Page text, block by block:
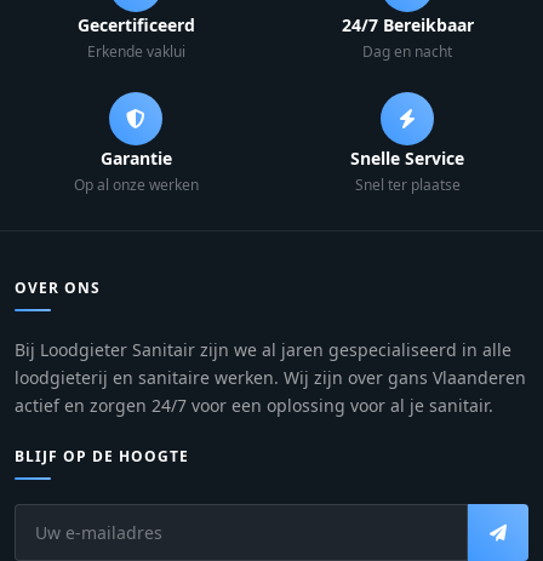
Gecertificeerd
Erkende vaklui
24/7 Bereikbaar
Dag en nacht
Garantie
Op al onze werken
Snelle Service
Snel ter plaatse
OVER ONS
Bij Loodgieter Sanitair zijn we al jaren gespecialiseerd in alle
loodgieterij en sanitaire werken. Wij zijn over gans Vlaanderen
actief en zorgen 24/7 voor een oplossing voor al je sanitair.
BLIJF OP DE HOOGTE